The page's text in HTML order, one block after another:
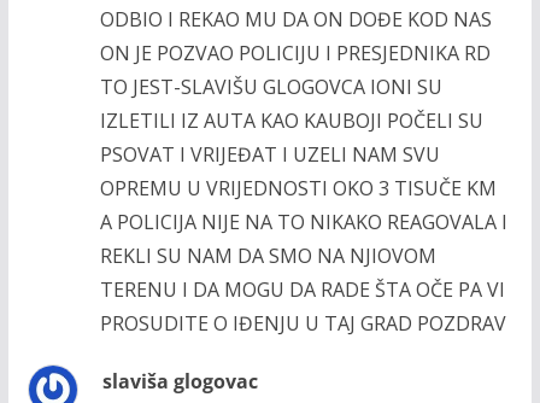
ODBIO I REKAO MU DA ON DOĐE KOD NAS
ON JE POZVAO POLICIJU I PRESJEDNIKA RD
TO JEST-SLAVIŠU GLOGOVCA IONI SU
IZLETILI IZ AUTA KAO KAUBOJI POČELI SU
PSOVAT I VRIJEĐAT I UZELI NAM SVU
OPREMU U VRIJEDNOSTI OKO 3 TISUČE KM
A POLICIJA NIJE NA TO NIKAKO REAGOVALA I
REKLI SU NAM DA SMO NA NJIOVOM
TERENU I DA MOGU DA RADE ŠTA OČE PA VI
PROSUDITE O IĐENJU U TAJ GRAD POZDRAV
slaviša glogovac